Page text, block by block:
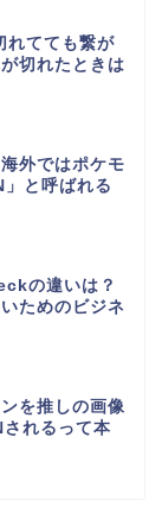
れてても繋が
切れたときは
外ではポケモ
と呼ばれる
の違いは？
ためのビジネ
を推しの画像
れるって本